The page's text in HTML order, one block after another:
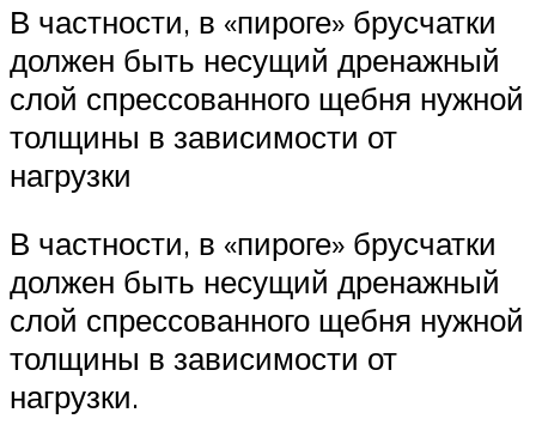
В частности, в «пироге» брусчатки
должен быть несущий дренажный
слой спрессованного щебня нужной
толщины в зависимости от
нагрузки
В частности, в «пироге» брусчатки
должен быть несущий дренажный
слой спрессованного щебня нужной
толщины в зависимости от
нагрузки.